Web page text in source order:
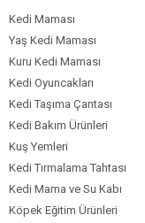
Kedi Maması
Yaş Kedi Maması
Kuru Kedi Maması
Kedi Oyuncakları
Kedi Taşıma Çantası
Kedi Bakım Ürünleri
Kuş Yemleri
Kedi Tırmalama Tahtası
Kedi Mama ve Su Kabı
Köpek Eğitim Ürünleri